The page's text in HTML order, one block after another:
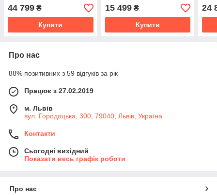
44 799 ₴
Купити
15 499₴
Купити
24
Про нас
88% позитивних з 59 відгуків за рік
Працює з 27.02.2019
м. Львів
вул. Городоцька, 300, 79040, Львів, Україна
Контакти
Сьогодні вихідний
Показати весь графік роботи
Про нас